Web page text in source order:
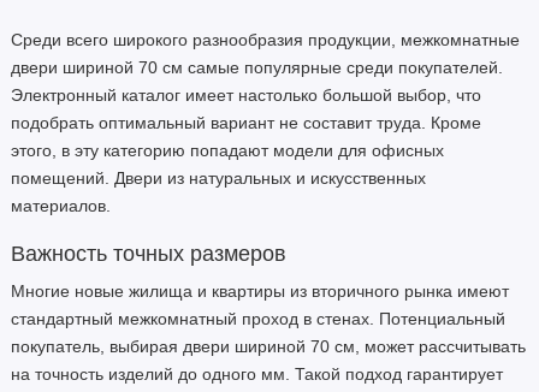
Назначение
Тип двери
Производитель
Стоимость
Среди всего широкого разнообразия продукции, межкомнатные
двери шириной 70 см самые популярные среди покупателей.
Электронный каталог имеет настолько большой выбор, что
подобрать оптимальный вариант не составит труда. Кроме
этого, в эту категорию попадают модели для офисных
помещений. Двери из натуральных и искусственных
материалов.
Важность точных размеров
Многие новые жилища и квартиры из вторичного рынка имеют
стандартный межкомнатный проход в стенах. Потенциальный
покупатель, выбирая двери шириной 70 см, может рассчитывать
на точность изделий до одного мм. Такой подход гарантирует